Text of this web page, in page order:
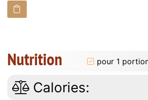
Nutrition pour 1
Calories: